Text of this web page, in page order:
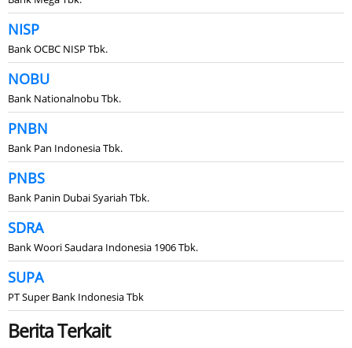
NISP
Bank OCBC NISP Tbk.
NOBU
Bank Nationalnobu Tbk.
PNBN
Bank Pan Indonesia Tbk.
PNBS
Bank Panin Dubai Syariah Tbk.
SDRA
Bank Woori Saudara Indonesia 1906 Tbk.
SUPA
PT Super Bank Indonesia Tbk
Berita Terkait